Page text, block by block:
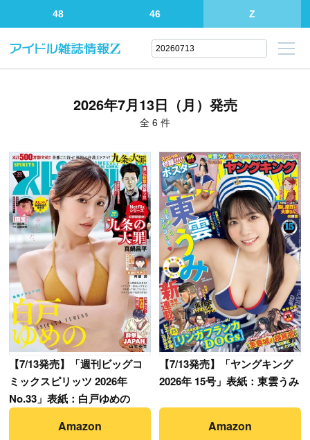
48 46 Z
2026年7月13日（月）発売
全 6 件
【7/13発売】「週刊ビッグコ
ミックスピリッツ 2026年
No.33」表紙：白戸ゆめの
Amazon
【7/13発売】「ヤングキング
2026年 15号」表紙：東雲うみ
Amazon